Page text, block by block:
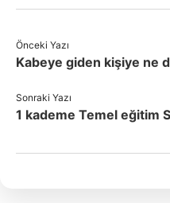
Önceki Yazı
Kabeye giden kişiye ne
Sonraki Yazı
1 kademe Temel eğitim